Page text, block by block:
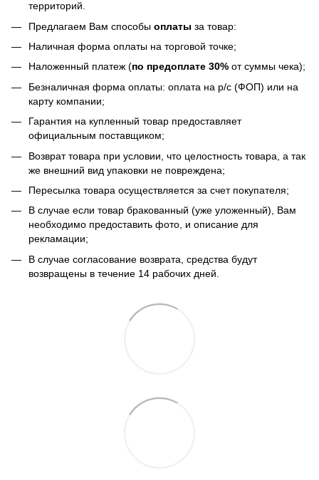
территорий.
Предлагаем Вам способы оплаты за товар:
Наличная форма оплаты на торговой точке;
Наложенный платеж (по предоплате 30% от суммы чека);
Безналичная форма оплаты: оплата на р/с (ФОП) или на
карту компании;
Гарантия на купленный товар предоставляет
официальным поставщиком;
Возврат товара при условии, что целостность товара, а так
же внешний вид упаковки не повреждена;
Пересылка товара осуществляется за счет покупателя;
В случае если товар бракованный (уже уложенный), Вам
необходимо предоставить фото, и описание для
рекламации;
В случае согласование возврата, средства будут
возвращены в течение 14 рабочих дней.